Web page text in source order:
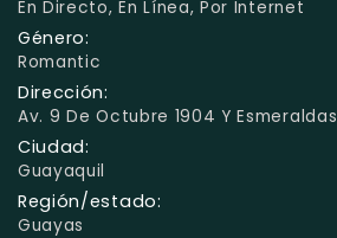
En Directo, En Línea, Por Internet
Género:
Romantic
Dirección:
Av. 9 De Octubre 1904 Y Esmeraldas
Ciudad:
Guayaquil
Región/estado:
Guayas